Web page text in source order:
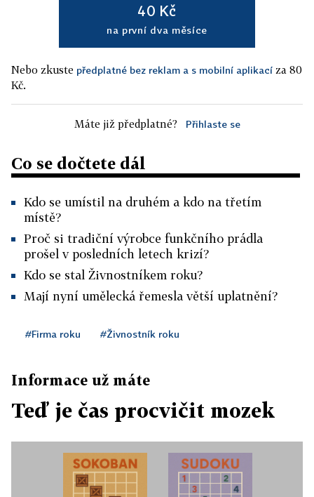
40 Kč
na první dva měsíce
Nebo zkuste předplatné bez reklam a s mobilní aplikací za 80
Kč.
Máte již předplatné? Přihlaste se
Co se dočtete dál
Kdo se umístil na druhém a kdo na třetím
místě?
Proč si tradiční výrobce funkčního prádla
prošel v posledních letech krizí?
Kdo se stal Živnostníkem roku?
Mají nyní umělecká řemesla větší uplatnění?
#Firma roku #Živnostník roku
Informace už máte
Teď je čas procvičit mozek